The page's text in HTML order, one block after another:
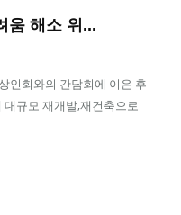
움 해소 위...
인회와의 간담회에 이은 후
규모 재개발,재건축으로